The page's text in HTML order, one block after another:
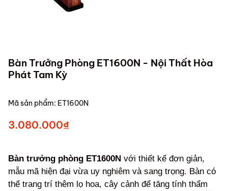
Bàn Trưởng Phòng ET1600N - Nội Thất Hòa
Phát Tam Kỳ
Mã sản phẩm: ET1600N
3.080.000₫
Bàn trưởng phòng ET1600N với thiết kế đơn giản,
mẫu mã hiện đại vừa uy nghiêm và sang trọng. Bàn có
thể trang trí thêm lọ hoa, cây cảnh để tăng tính thẩm